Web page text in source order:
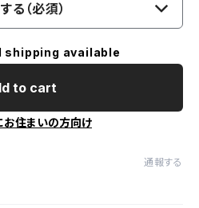
る（必須）
available
to cart
お住まいの方向け
通報する